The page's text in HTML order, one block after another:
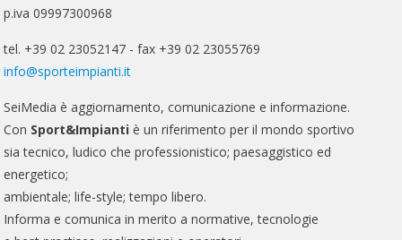
p.iva 09997300968
tel. +39 02 23052147 - fax +39 02 23055769
info@sporteimpianti.it
SeiMedia è aggiornamento, comunicazione e informazione.
Con Sport&Impianti è un riferimento per il mondo sportivo
sia tecnico, ludico che professionistico; paesaggistico ed
energetico;
ambientale; life-style; tempo libero.
Informa e comunica in merito a normative, tecnologie